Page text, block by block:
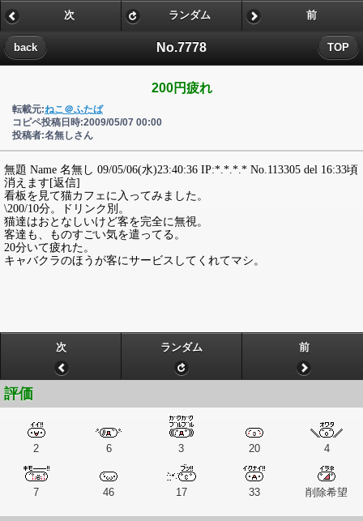
No.7778
back TOP
次 ランダム 前
200円疲れ
転載元:ねこ＠ふたば
コピペ投稿日時:2009/05/07 00:00
投稿者:名無しさん
無題 Name 名無し 09/05/06(水)23:40:36 IP:*.*.*.* No.113305 del 16:33頃
消えます[返信]
看板を見て猫カフェに入ってみました。
\200/10分。ドリンク別。
猫達はおとなしいけど客を完全に無視。
客達も、ものすごい気を遣ってる。
20分いて疲れた。
キャバクラのほうが客にサービスしてくれてマシ。
次 ランダム 前
評価
2 6 3 20 4
7 46 17 33 削除希望